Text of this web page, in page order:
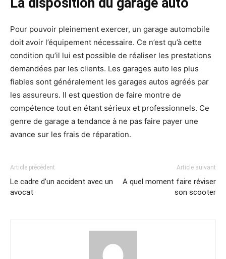
Pour pouvoir pleinement exercer, un garage automobile
doit avoir l’équipement nécessaire. Ce n’est qu’à cette
condition qu’il lui est possible de réaliser les prestations
demandées par les clients. Les garages auto les plus
fiables sont généralement les garages autos agréés par
les assureurs. Il est question de faire montre de
compétence tout en étant sérieux et professionnels. Ce
genre de garage a tendance à ne pas faire payer une
avance sur les frais de réparation.
Article précédent
Le cadre d’un accident avec un
avocat
Article suivant
A quel moment faire réviser
son scooter